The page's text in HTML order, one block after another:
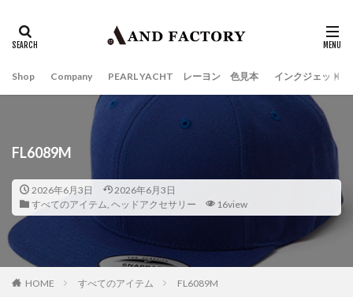
Shop Company PEARL YACHT レーヨン 色見本 インクジェット
FL6089M
2026年6月3日
2026年6月3日
すべてのアイテム, ヘッドアクセサリー 16view
HOME すべてのアイテム FL6089M